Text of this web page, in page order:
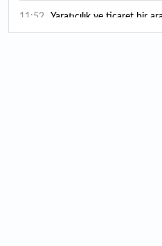
11:52
girişimcilik alanı